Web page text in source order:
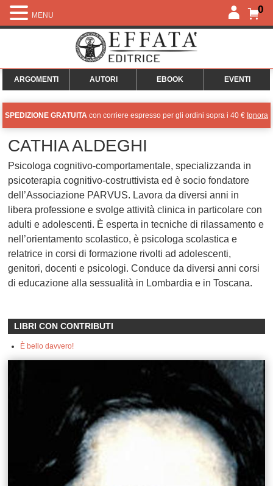
0
ARGOMENTI AUTORI EBOOK EVENTI
SPEDIZIONE GRATUITA con corriere espresso per gli ordini sopra i 40 € Ignora
CATHIA ALDEGHI
Psicologa cognitivo-comportamentale, specializzanda in
psicoterapia cognitivo-costruttivista ed è socio fondatore
dell’Associazione PARVUS. Lavora da diversi anni in
libera professione e svolge attività clinica in particolare con
adulti e adolescenti. È esperta in tecniche di rilassamento e
nell’orientamento scolastico, è psicologa scolastica e
relatrice in corsi di formazione rivolti ad adolescenti,
genitori, docenti e psicologi. Conduce da diversi anni corsi
di educazione alla sessualità in Lombardia e in Toscana.
LIBRI CON CONTRIBUTI
È bello davvero!
MENU